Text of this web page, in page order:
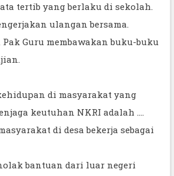
tertib yang berlaku di sekolah.
ulangan bersama.
Pak Guru membawakan buku-buku
di masyarakat yang
keutuhan NKRI adalah ....
di desa bekerja sebagai
bantuan dari luar negeri